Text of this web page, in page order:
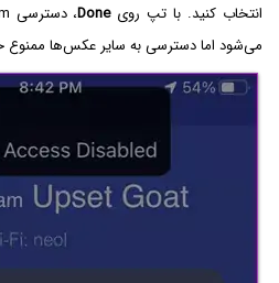
انتخاب کنید. با تپ رویDone
می‌شود اما دسترسی به سایر عکس‌ها ممنوع